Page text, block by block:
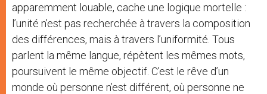
apparemment louable, cache une logique mortelle :
l’unité n’est pas recherchée à travers la composition
des différences, mais à travers l’uniformité. Tous
parlent la même langue, répètent les mêmes mots,
poursuivent le même objectif. C’est le rêve d’un
monde où personne n’est différent, où personne ne